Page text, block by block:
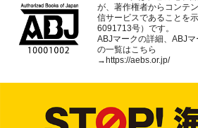
が、著作権者からコンテ
信サービスであることを
6091713号）です。
ABJマークの詳細、ABJ
の一覧はこちら
→ https://aebs.or.jp/